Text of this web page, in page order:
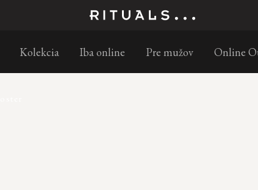
Objednajte do 11:00 – doručenie nasledujúci pracovný deň s GLS
Kolekcia Iba online Pre mužov Online